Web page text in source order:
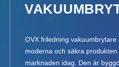
OVX friledning
moderna och säkra produkten
marknaden idag. Den är